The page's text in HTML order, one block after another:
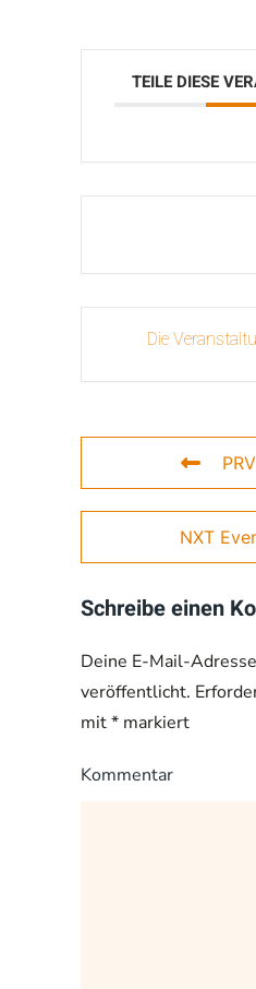
TEILE DIESE
Die
NXT
Schreibe einen
Deine E-Mail-
veröffentlicht.
mit* markiert
Kommentar